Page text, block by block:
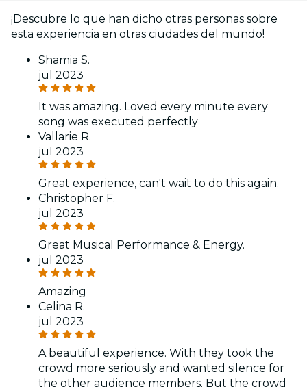
¡Descubre lo que han dicho otras personas sobre
esta experiencia en otras ciudades del mundo!
Shamia S.
jul 2023
It was amazing. Loved every minute every
song was executed perfectly
Vallarie R.
jul 2023
Great experience, can't wait to do this again.
Christopher F.
jul 2023
Great Musical Performance & Energy.
jul 2023
Amazing
Celina R.
jul 2023
A beautiful experience. With they took the
crowd more seriously and wanted silence for
the other audience members. But the crowd